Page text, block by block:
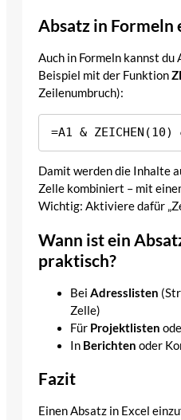
Absatz in Formeln
Auch in Formeln kannst du
Beispiel mit der Funktion
Zeilenumbruch):
Damit werden die Inhalte
Zelle kombiniert – mit
Wichtig: Aktiviere dafür
Wann ist ein
praktisch?
Bei Adresslisten
Zelle)
Für Projektlisten
In Berichten oder
Fazit
Einen Absatz in Excel